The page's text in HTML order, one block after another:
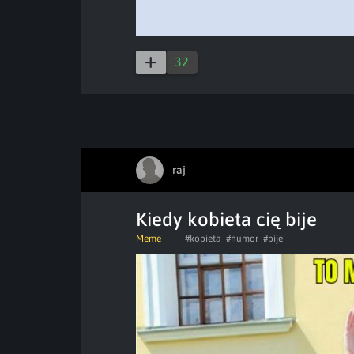
32
raj
Kiedy kobieta cię bije
Meme #kobieta #humor #bije